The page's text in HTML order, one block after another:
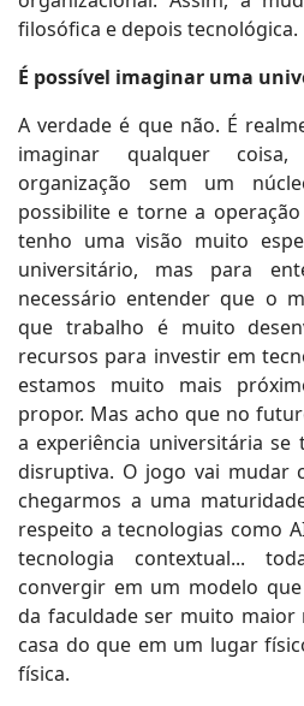
filosófica e depois tecnológica.
É possível imaginar uma
A verdade é que não. É
imaginar qualquer
organização sem um
possibilite e torne a
tenho uma visão muito
universitário, mas para
necessário entender que o
que trabalho é muito
recursos para investir em
estamos muito mais
propor. Mas acho que no
a experiência universitária
disruptiva. O jogo vai mudar
chegarmos a uma
respeito a tecnologias como
tecnologia contextual...
convergir em um modelo
da faculdade ser muito maior
casa do que em um lugar
física.